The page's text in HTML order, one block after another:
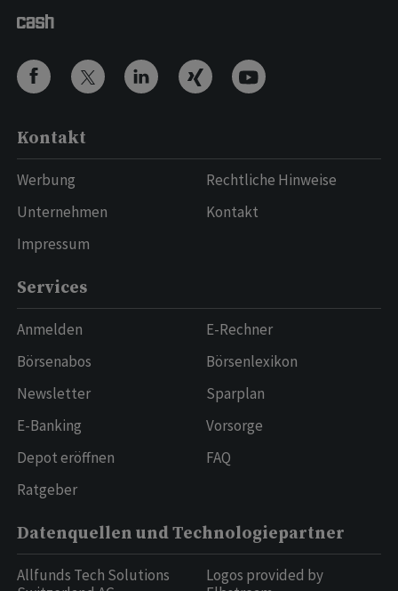
Kontakt
Werbung
Unternehmen
Impressum
Rechtliche Hinweise
Kontakt
Services
Anmelden
Börsenabos
Newsletter
E-Banking
Depot eröffnen
Ratgeber
E-Rechner
Börsenlexikon
Sparplan
Vorsorge
FAQ
Datenquellen und Technologiepartner
Allfunds Tech Solutions
Logos provided by